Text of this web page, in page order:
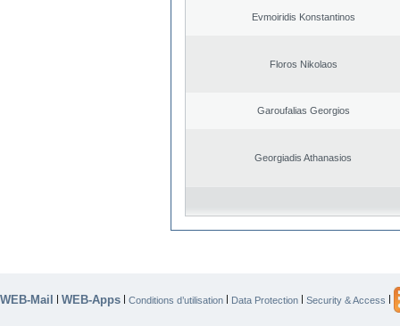
Evmoiridis Konstantinos
Floros Nikolaos
Garoufalias Georgios
Georgiadis Athanasios
WEB-Mail | WEB-Apps | Conditions d’utilisation | Data Protection | Security & Access |